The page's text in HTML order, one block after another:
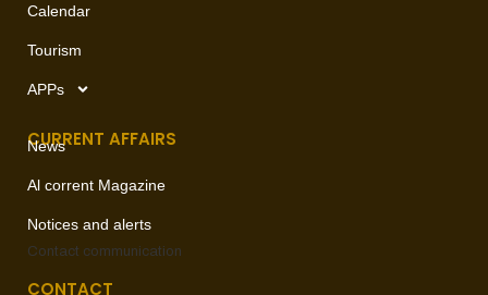
Calendar
Tourism
APPs
CURRENT AFFAIRS
News
Al corrent Magazine
Notices and alerts
Contact communication
CONTACT